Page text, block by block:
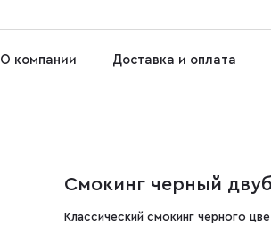
О компании Доставка и оплата
Смокинг черный
Классический смокинг черного